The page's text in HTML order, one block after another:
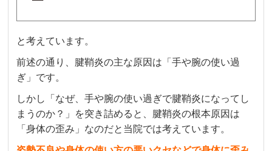
と考えています。
前述の通り、腱鞘炎の主な原因は「手や腕の使い過
ぎ」です。
しかし「なぜ、手や腕の使い過ぎで腱鞘炎になってし
まうのか？」を突き詰めると、腱鞘炎の根本原因は
「身体の歪み」なのだと当院では考えています。